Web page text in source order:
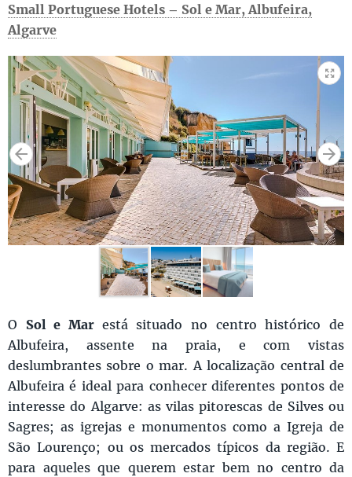
Small Portuguese Hotels – Sol e Mar, Albufeira,
Algarve
O Sol e Mar está situado no centro histórico de
Albufeira, assente na praia, e com vistas
deslumbrantes sobre o mar. A localização central de
Albufeira é ideal para conhecer diferentes pontos de
interesse do Algarve: as vilas pitorescas de Silves ou
Sagres; as igrejas e monumentos como a Igreja de
São Lourenço; ou os mercados típicos da região. E
para aqueles que querem estar bem no centro da